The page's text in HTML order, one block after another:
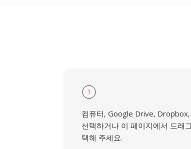
1
컴퓨터, Google Drive, Dropbox,
선택하거나 이 페이지에서 드래
택해 주세요.